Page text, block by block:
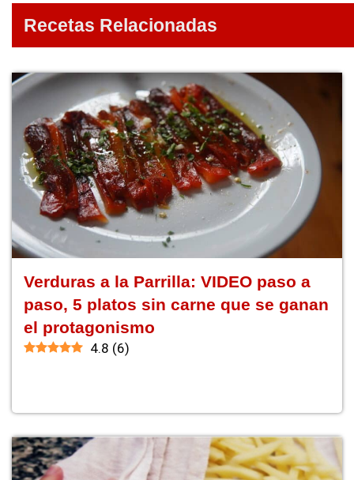
Recetas Relacionadas
Verduras a la Parrilla: VIDEO paso a
paso, 5 platos sin carne que se ganan
el protagonismo
4.8 (6)